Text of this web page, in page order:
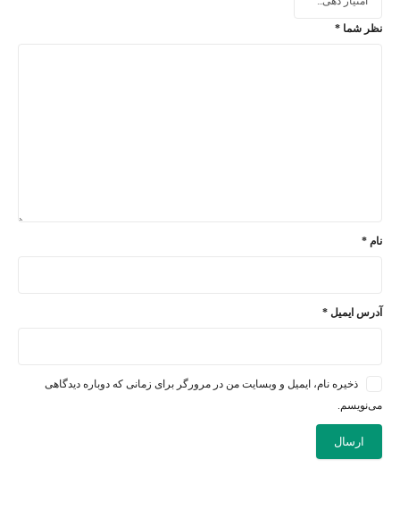
نظر شما *
نام *
آدرس ایمیل *
ذخیره نام، ایمیل و وبسایت من در مرورگر برای زمانی که دوباره دیدگاهی
می‌نویسم.